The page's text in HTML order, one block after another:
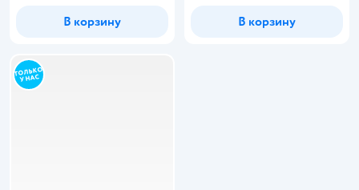
В корзину В корзину